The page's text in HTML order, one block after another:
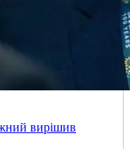
вирішив